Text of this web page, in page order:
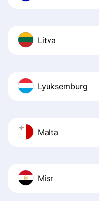
Litva
Lyuksemburg
Malta
Misr